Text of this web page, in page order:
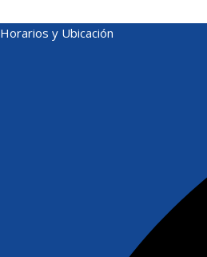
Horarios y Ubicación